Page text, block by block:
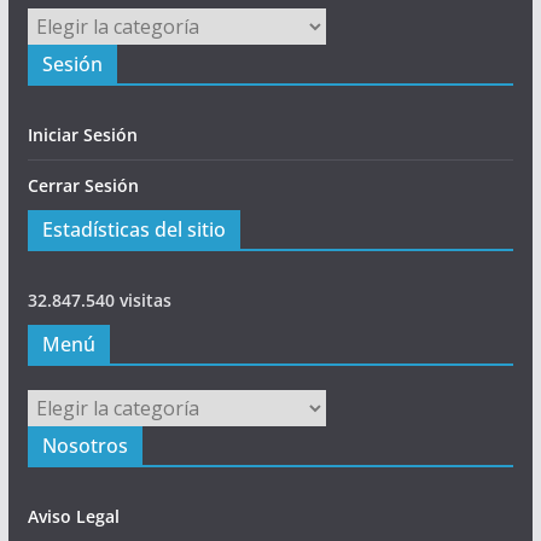
Principal
Sesión
Iniciar Sesión
Cerrar Sesión
Estadísticas del sitio
32.847.540 visitas
Menú
Menú
Nosotros
Aviso Legal